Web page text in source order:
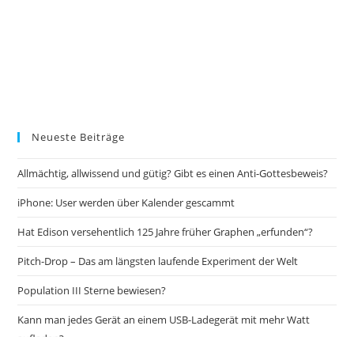
Neueste Beiträge
Allmächtig, allwissend und gütig? Gibt es einen Anti-Gottesbeweis?
iPhone: User werden über Kalender gescammt
Hat Edison versehentlich 125 Jahre früher Graphen „erfunden“?
Pitch-Drop – Das am längsten laufende Experiment der Welt
Population III Sterne bewiesen?
Kann man jedes Gerät an einem USB-Ladegerät mit mehr Watt